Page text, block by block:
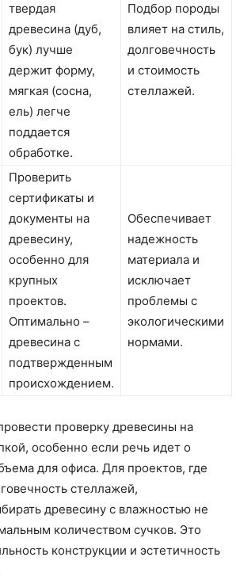
твердая
древесина (дуб,
бук) лучше
держит форму,
мягкая (сосна,
ель) легче
поддается
обработке.
Подбор породы
влияет на стиль,
долговечность
и стоимость
стеллажей.
Проверить
сертификаты и
документы на
древесину,
особенно для
крупных
проектов.
Оптимально –
древесина с
подтвержденным
происхождением.
Обеспечивает
надежность
материала и
исключает
проблемы с
экологическими
нормами.
проверку древесины на
особенно если речь идет о
для офиса. Для проектов, где
стеллажей,
древесину с влажностью не
количеством сучков. Это
конструкции и эстетичность